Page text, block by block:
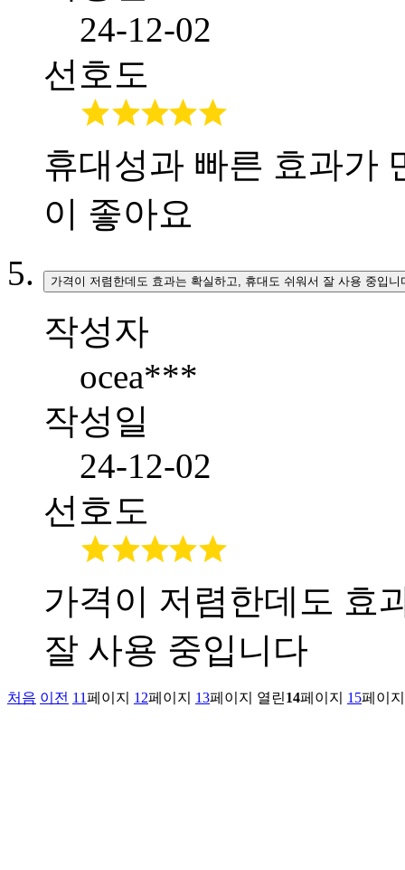
24-12-02
선호도
휴대성과 빠른 효과가
이 좋아요
가격이 저렴한데도 효과는 확실하고, 휴대도 쉬워서 잘 사용 중입니
작성자
ocea***
작성일
24-12-02
선호도
가격이 저렴한데도 효
잘 사용 중입니다
처음 이전 11페이지 12페이지 13페이지 열린14페이지 15페이지